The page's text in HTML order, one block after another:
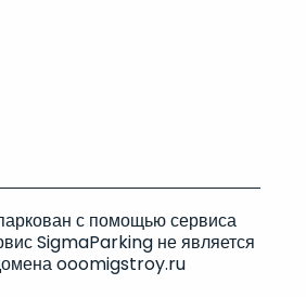
с помощью сервиса
SigmaParking не является
ooomigstroy.ru